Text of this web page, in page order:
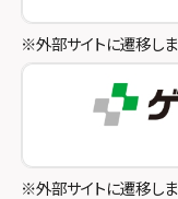
スマホスピタ
スマホスピタ
スマホスピタ
スマホスピタ
※外部サイトに遷移し
※外部サイトに遷移し